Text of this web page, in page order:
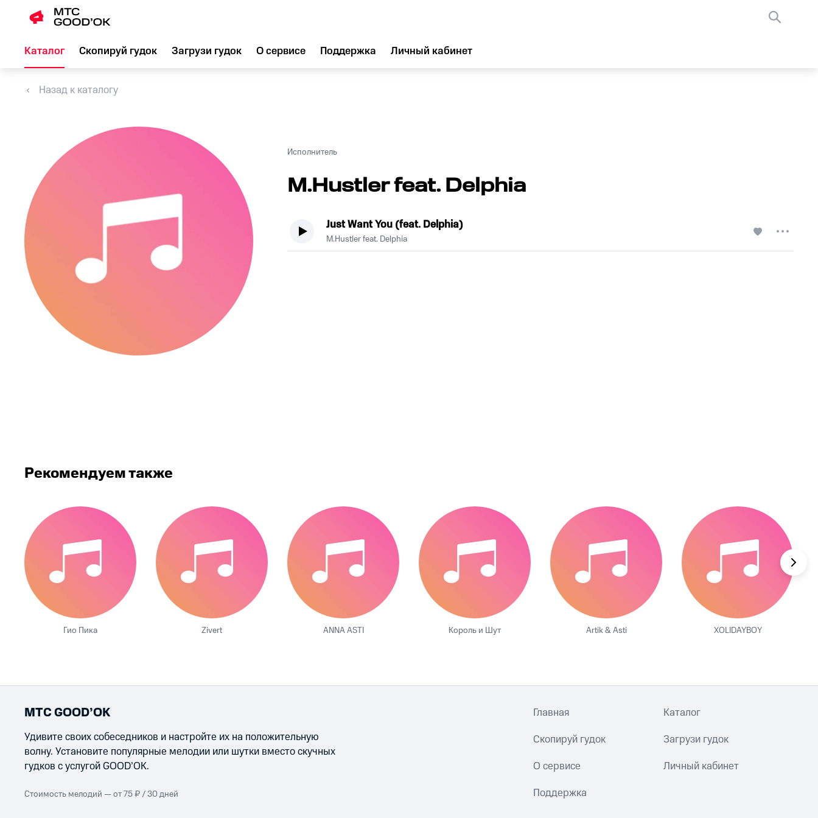
Каталог Скопируй гудок Загрузи гудок О сервисе Поддержка Личный кабинет
Назад к каталогу
Исполнитель
M.Hustler feat. Delphia
Just Want You (feat. Delphia)
M.Hustler feat. Delphia
Рекомендуем также
Гио Пика Zivert ANNA ASTI Король и Шут Artik & Asti XOLIDAYBOY
МТС GOOD’OK
Удивите своих собеседников и настройте их на положительную
волну. Установите популярные мелодии или шутки вместо скучных
гудков с услугой GOOD’OK.
Стоимость мелодий — от 75 ₽ / 30 дней
Главная Каталог
Скопируй гудок Загрузи гудок
О сервисе Личный кабинет
Поддержка